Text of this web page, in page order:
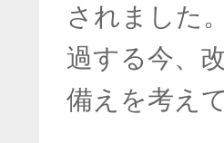
されました
過する今、
備えを考え